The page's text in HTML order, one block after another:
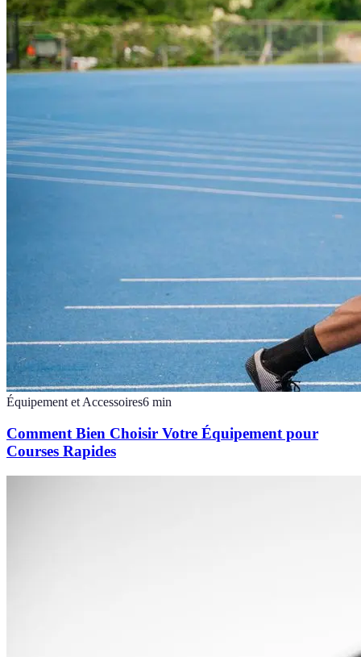
Équipement et Accessoires6 min
Comment Bien Choisir Votre Équipement pour
Courses Rapides